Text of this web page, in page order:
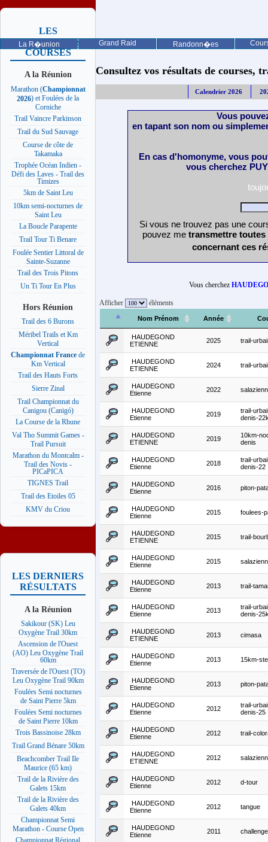
La R�union Grand Raid Randonn�es
LES
PROCHAINES
COURSES
A la Réunion
Marathon (Championnat
2026) et Foulées de la
Corniche
Trail Vaincre Parkinson
Trail du Sud Sauvage
Course de côte de
Takamaka
Trophée Océan Indien -
Défi des Laves - Trail des
Timizes
5km de Saint Leu
10km semi-nocturnes de
Saint Leu
La Boucle Parapente
Trail Tour Ti Benare
Foulée Sentier Littoral de
Sainte-Suzanne
Trail des Trois Pitons
Un Ti Tour En Plus
Hors Réunion
Trail des 6 Burons
Méribel Trails et Km
Vertical
Championnat France de
Km Vertical
Trail des Hauts Forts
Sierre Zinal
Trail Championnat du
Canigou (Canigó)
La Course de la Rhune
Val Tho Summit Games -
Trail Pursuit
Marathon du Montcalm -
Trail des Novis -
PICaPICA
TIGNES Trail
Trail des Etoiles 05
KMV du Criou
LES DERNIERS
RÉSULTATS
A la Réunion
Sakikour (SK) Leu
Oxygène Trail 30km
Ascension de l'Ouest
(AO) Leu Oxygène Trail
60km
Traversée de l'Ouest (TO)
Leu Oxygène Trail 90km
Foulées Semi nocturnes
de Saint Pierre 5km
Foulées Semi nocturnes
de Saint Pierre 10km
Trois Bassinoise 28km
Trail Grand Bénare 50km
Beachcomber Trail Ile
Maurice (65 km)
Trail de la Rivière des
Galets 15km
Trail de la Rivière des
Galets 40km
Championnat Semi
Marathon - Course Open
Consultez vos résultats de courses,
Calendrier 2026
Vous
en tapant son nom ou
En cas d'homonyme, vous
vous cherchez
Si vous ne trouvez pas une
pouvez me transmettre
concernant ces
Vous cherchez
Afficher éléments
Nom Prénom Année
HAUDEGOND
ETIENNE
2025 trail-
HAUDEGOND
ETIENNE
2024 trail-
HAUDEGOND
Etienne
2022
HAUDEGOND
Etienne
2019
trail-
denis-
HAUDEGOND
ETIENNE
2019
10km-
denis
HAUDEGOND
Etienne
2018
trail-
denis-22
HAUDEGOND
Etienne
2016 piton-
HAUDEGOND
Etienne
2015 foulees-
HAUDEGOND
ETIENNE
2015 trail-
HAUDEGOND
Etienne
2015
HAUDEGOND
Etienne
2013 trail-
HAUDEGOND
Etienne
2013
trail-
denis-
HAUDEGOND
ETIENNE
2013 cimasa
HAUDEGOND
Etienne
2013 15km-
HAUDEGOND
Etienne
2013 piton-
HAUDEGOND
Etienne
2012
trail-
denis-25
HAUDEGOND
Etienne
2012 trail-
HAUDEGOND
ETIENNE
2012
HAUDEGOND
Etienne
2012 d-tour
HAUDEGOND
Etienne
2012 tangue
HAUDEGOND
Etienne
2011